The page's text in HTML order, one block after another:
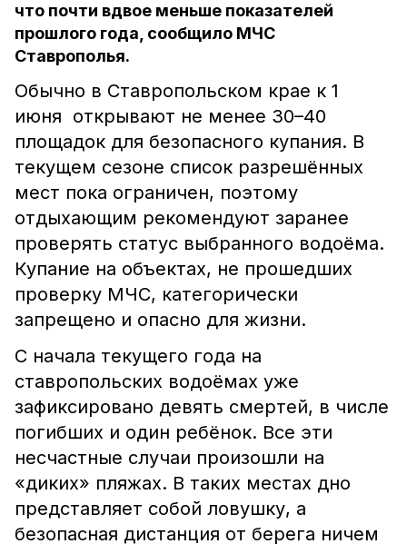
что почти вдвое меньше показателей
прошлого года, сообщило МЧС
Ставрополья.
Обычно в Ставропольском крае к 1
июня открывают не менее 30–40
площадок для безопасного купания. В
текущем сезоне список разрешённых
мест пока ограничен, поэтому
отдыхающим рекомендуют заранее
проверять статус выбранного водоёма.
Купание на объектах, не прошедших
проверку МЧС, категорически
запрещено и опасно для жизни.
С начала текущего года на
ставропольских водоёмах уже
зафиксировано девять смертей, в числе
погибших и один ребёнок. Все эти
несчастные случаи произошли на
«диких» пляжах. В таких местах дно
представляет собой ловушку, а
безопасная дистанция от берега ничем